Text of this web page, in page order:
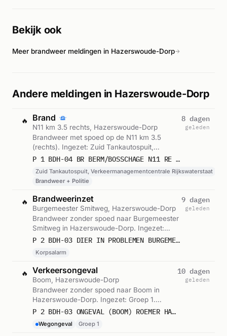
Bekijk ook
Meer brandweer meldingen in Hazerswoude-Dorp→
Andere meldingen in Hazerswoude-Dorp
🔥 Brand
N11 km 3.5 rechts, Hazerswoude-Dorp
Brandweer met spoed op de N11 km 3.5
(rechts). Ingezet: Zuid Tankautospuit,
Verkeermanagementcentrale Rijkswaterstaat.P 1 BDH-04 BR BERM/BOSSCHAGE N11 RE 3,5 HAZERSWOUDE-DORP 164230
Zuid Tankautospuit, Verkeermanagementcentrale Rijkswaterstaat
Brandweer + Politie
8 dagen
geleden
🔥 Brandweerinzet
Burgemeester Smitweg, Hazerswoude-Dorp
Brandweer zonder spoed naar Burgemeester
Smitweg in Hazerswoude-Dorp. Ingezet:
Korpsalarm. Gemeld om 11:58.
P 2 BDH-03 DIER IN PROBLEMEN BURGEMEESTER SMITWEG HAZERSWOUDE-DORP 162237
Korpsalarm
9 dagen
geleden
🔥 Verkeersongeval
Boom, Hazerswoude-Dorp
Brandweer zonder spoed naar Boom in
Hazerswoude-Dorp. Ingezet: Groep 1.
Gemeld om 20:06.
P 2 BDH-03 ONGEVAL (BOOM) ROEMER HAZERSWOUDE-DORP 162234
Wegongeval Groep 1
10 dagen
geleden